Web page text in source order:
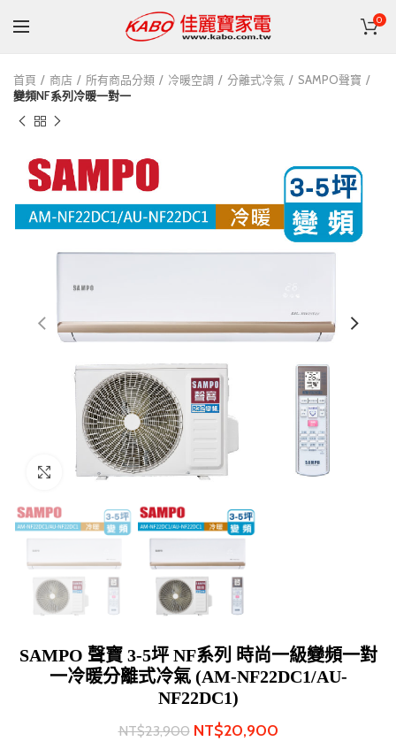
0
首頁 商店 所有商品分類 冷暖空調 分離式冷氣
SAMPO聲寶
變頻NF系列冷暖一對一
Click to enlarge
SAMPO 聲寶 3-5坪 NF系列 時尚一級變頻一對
一冷暖分離式冷氣 (AM-NF22DC1/AU-
NF22DC1)
NT$23,900 NT$20,900